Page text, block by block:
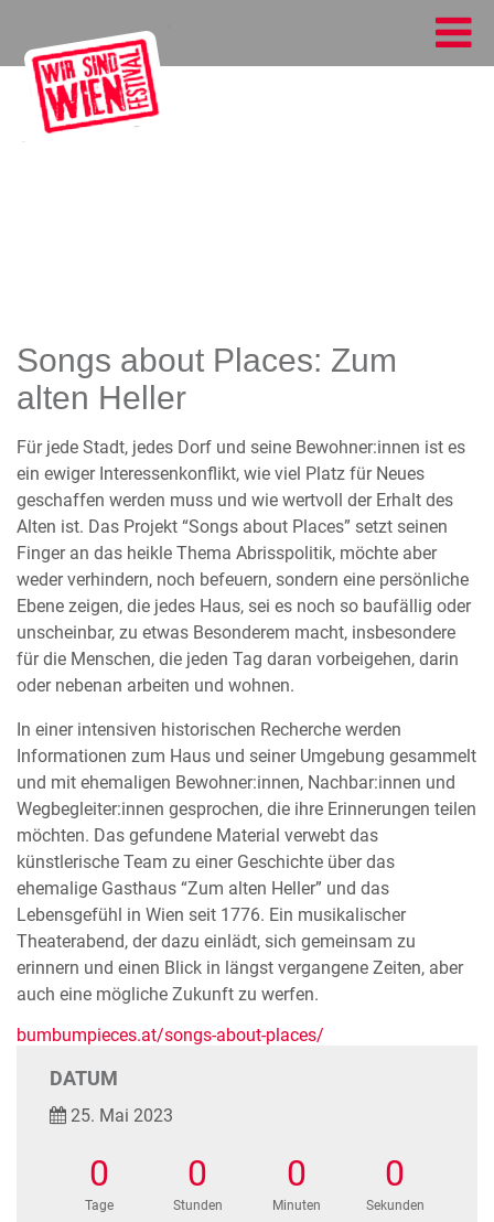
Songs about Places: Zum
alten Heller
Für jede Stadt, jedes Dorf und seine Bewohner:innen ist es
ein ewiger Interessenkonflikt, wie viel Platz für Neues
geschaffen werden muss und wie wertvoll der Erhalt des
Alten ist. Das Projekt “Songs about Places” setzt seinen
Finger an das heikle Thema Abrisspolitik, möchte aber
weder verhindern, noch befeuern, sondern eine persönliche
Ebene zeigen, die jedes Haus, sei es noch so baufällig oder
unscheinbar, zu etwas Besonderem macht, insbesondere
für die Menschen, die jeden Tag daran vorbeigehen, darin
oder nebenan arbeiten und wohnen.
In einer intensiven historischen Recherche werden
Informationen zum Haus und seiner Umgebung gesammelt
und mit ehemaligen Bewohner:innen, Nachbar:innen und
Wegbegleiter:innen gesprochen, die ihre Erinnerungen teilen
möchten. Das gefundene Material verwebt das
künstlerische Team zu einer Geschichte über das
ehemalige Gasthaus “Zum alten Heller” und das
Lebensgefühl in Wien seit 1776. Ein musikalischer
Theaterabend, der dazu einlädt, sich gemeinsam zu
erinnern und einen Blick in längst vergangene Zeiten, aber
auch eine mögliche Zukunft zu werfen.
bumbumpieces.at/songs-about-places/
DATUM
25. Mai 2023
0
Tage
0
Stunden
0
Minuten
0
Sekunden